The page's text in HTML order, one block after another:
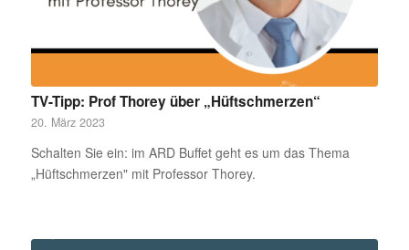
TV-Tipp: Prof Thorey über „Hüftschmerzen“
20. März 2023
Schalten Sie ein: im ARD Buffet geht es um das Thema
„Hüftschmerzen" mit Professor Thorey.